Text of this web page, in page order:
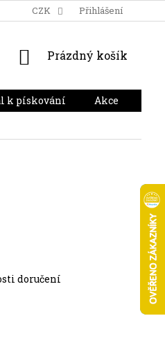
HODNOCENÍ OBCHODU
CZK Přihlášení
NÁKUPNÍ
Prázdný košík
k pískování Akce
doručení